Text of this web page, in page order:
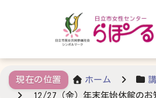
ホーム
12/27（金）年末年始休館のお